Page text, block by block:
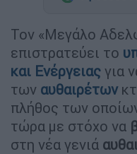
Τον «Μεγάλο
επιστρατεύει το
και Ενέργειας για
των αυθαιρέτων
πλήθος των
τώρα με στόχο να
στη νέα γενιά